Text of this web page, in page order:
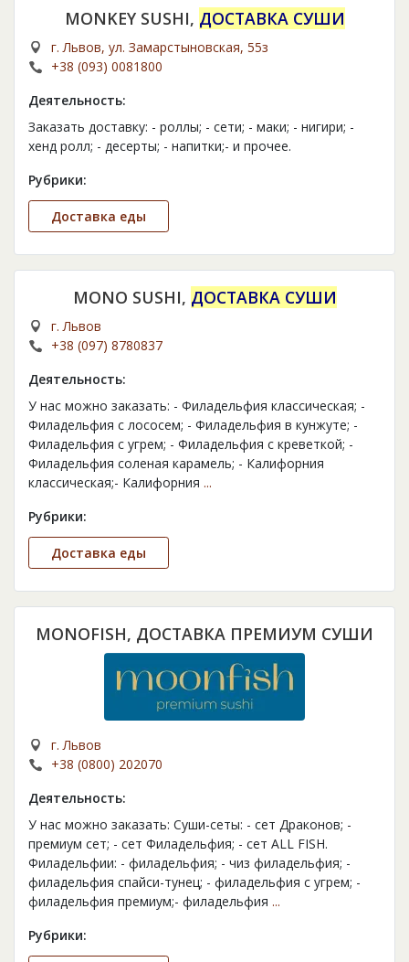
MONKEY SUSHI, ДОСТАВКА СУШИ
г. Львов, ул. Замарстыновская, 55з
+38 (093) 0081800
Деятельность:
Заказать доставку: - роллы; - сети; - маки; - нигири; -
хенд ролл; - десерты; - напитки;- и прочее.
Рубрики:
Доставка еды
MONO SUSHI, ДОСТАВКА СУШИ
г. Львов
+38 (097) 8780837
Деятельность:
У нас можно заказать: - Филадельфия классическая; -
Филадельфия с лососем; - Филадельфия в кунжуте; -
Филадельфия с угрем; - Филадельфия с креветкой; -
Филадельфия соленая карамель; - Калифорния
классическая;- Калифорния ...
Рубрики:
Доставка еды
MONOFISH, ДОСТАВКА ПРЕМИУМ СУШИ
г. Львов
+38 (0800) 202070
Деятельность:
У нас можно заказать: Суши-сеты: - сет Драконов; -
премиум сет; - сет Филадельфия; - сет ALL FISH.
Филадельфии: - филадельфия; - чиз филадельфия; -
филадельфия спайси-тунец; - филадельфия с угрем; -
филадельфия премиум;- филадельфия ...
Рубрики: